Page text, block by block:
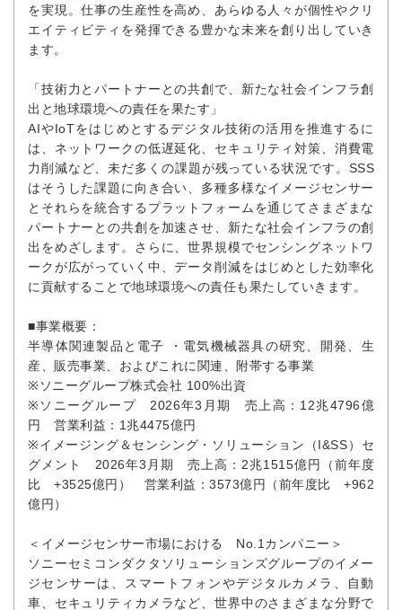
を実現。仕事の生産性を高め、あらゆる人々が個性やクリ
エイティビティを発揮できる豊かな未来を創り出していき
ます。
「技術力とパートナーとの共創で、新たな社会インフラ創
出と地球環境への責任を果たす」
AIやIoTをはじめとするデジタル技術の活用を推進するに
は、ネットワークの低遅延化、セキュリティ対策、消費電
力削減など、未だ多くの課題が残っている状況です。SSS
はそうした課題に向き合い、多種多様なイメージセンサー
とそれらを統合するプラットフォームを通じてさまざまな
パートナーとの共創を加速させ、新たな社会インフラの創
出をめざします。さらに、世界規模でセンシングネットワ
ークが広がっていく中、データ削減をはじめとした効率化
に貢献することで地球環境への責任も果たしていきます。
■事業概要：
半導体関連製品と電子 ・電気機械器具の研究、開発、生
産、販売事業、およびこれに関連、附帯する事業
※ソニーグループ株式会社 100%出資
※ソニーグループ 2026年3月期 売上高：12兆4796億
円 営業利益：1兆4475億円
※イメージング＆センシング・ソリューション（I&SS）セ
グメント 2026年3月期 売上高：2兆1515億円（前年度
比 +3525億円） 営業利益：3573億円（前年度比 +962
億円）
＜イメージセンサー市場における No.1カンパニー＞
ソニーセミコンダクタソリューションズグループのイメー
ジセンサーは、スマートフォンやデジタルカメラ、自動
車、セキュリティカメラなど、世界中のさまざまな分野で